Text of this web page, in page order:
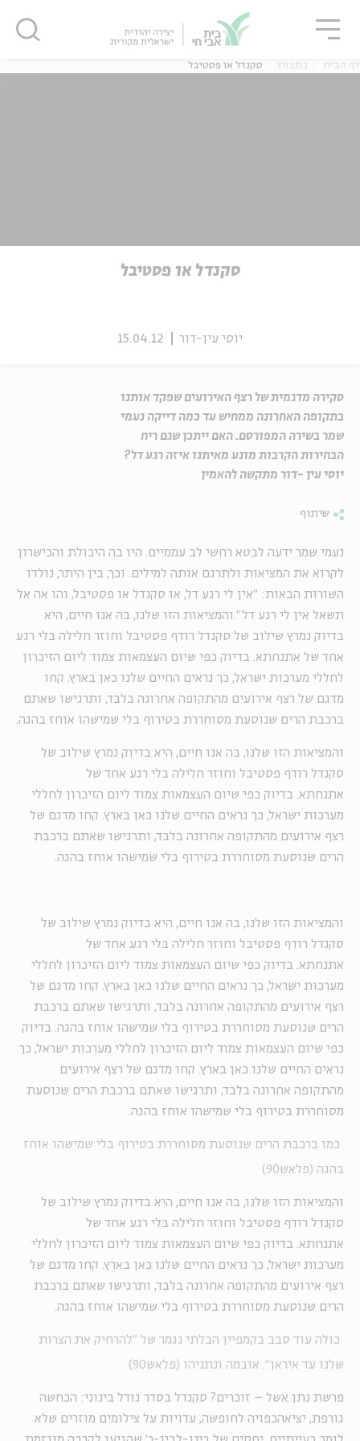
דף הבית כתבות סקנדל או פסטיבל
סקנדל או פסטיבל
יוסי עין-דור 15.04.12
סקירה מדגמית של רצף האירועים שפקד אותנו
בתקופה האחרונה ממחיש עד כמה דייקה נעמי
שמר בשירה המפורסם. האם ייתכן שגם ריח
הבחירות הקרבות מונע מאיתנו איזה רגע דל?
יוסי עין -דור מתקשה להאמין
שיתוף
נעמי שמר ידעה לבטא רחשי לב עממיים. היו בה היכולת והכישרון
לקרוא את המציאות ולתרגם אותה למילים. וכך, בין היתר, נולדו
השורות הבאות: "אין לי רגע דל, או סקנדל או פסטיבל, והו אה אל
תשאל אין לי רגע דל".והמציאות הזו שלנו, בה אנו חיים, היא
בדיוק נמרץ שילוב של סקנדל רודף פסטיבל וחוזר חלילה בלי רגע
אחד של אתנחתא.
בדיוק כפי שיום העצמאות צמוד ליום הזיכרון
לחללי מערכות ישראל, כך נראים החיים שלנו כאן בארץ. קחו
מדגם של רצף אירועים מהתקופה אחרונה בלבד, ותרגישו שאתם
ברכבת הרים שנוסעת מסוחררת בטירוף בלי שמישהו אוחז בהגה.
והמציאות הזו שלנו, בה אנו חיים, היא בדיוק נמרץ שילוב של
סקנדל רודף פסטיבל וחוזר חלילה בלי רגע אחד של
אתנחתא.
בדיוק כפי שיום העצמאות צמוד ליום הזיכרון לחללי
מערכות ישראל, כך נראים החיים שלנו כאן בארץ. קחו מדגם של
רצף אירועים מהתקופה אחרונה בלבד, ותרגישו שאתם ברכבת
הרים שנוסעת מסוחררת בטירוף בלי שמישהו אוחז בהגה.
והמציאות הזו שלנו, בה אנו חיים, היא בדיוק נמרץ שילוב של
סקנדל רודף פסטיבל וחוזר חלילה בלי רגע אחד של
אתנחתא.
בדיוק כפי שיום העצמאות צמוד ליום הזיכרון לחללי
מערכות ישראל, כך נראים החיים שלנו כאן בארץ. קחו מדגם של
רצף אירועים מהתקופה אחרונה בלבד, ותרגישו שאתם ברכבת
הרים שנוסעת מסוחררת בטירוף בלי שמישהו אוחז בהגה. בדיוק
כפי שיום העצמאות צמוד ליום הזיכרון לחללי מערכות ישראל, כך
נראים החיים שלנו כאן בארץ. קחו מדגם של רצף אירועים
מהתקופה אחרונה בלבד, ותרגישו שאתם ברכבת הרים שנוסעת
מסוחררת בטירוף בלי שמישהו אוחז בהגה.
כמו ברכבת הרים שנוסעת מסוחררת בטירוף בלי שמישהו אוחז
בהגה (פלאש90)
והמציאות הזו שלנו, בה אנו חיים, היא בדיוק נמרץ שילוב של
סקנדל רודף פסטיבל וחוזר חלילה בלי רגע אחד של
אתנחתא.
בדיוק כפי שיום העצמאות צמוד ליום הזיכרון לחללי
מערכות ישראל, כך נראים החיים שלנו כאן בארץ. קחו מדגם של
רצף אירועים מהתקופה אחרונה בלבד, ותרגישו שאתם ברכבת
הרים שנוסעת מסוחררת בטירוף בלי שמישהו אוחז בהגה.
כולה עוד סבב בקמפיין הבלתי נגמר של "להרחיק את הצרות
שלנו עד איראן". אובמה ונתניהו (פלאש90)
פרשת נתן אשל – זוכרים? סקנדל בסדר גודל בינוני: הכחשה
גורפת, יציאהכפויה לחופשה, עדויות על צילומים מוזרים שלא
סגור